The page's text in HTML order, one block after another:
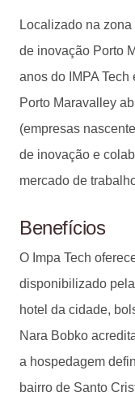
Localizado na
de inovação Porto
anos do IMPA
Porto Maravalley
(empresas
de inovação e
mercado de
Benefícios
O Impa Tech
disponibilizado
hotel da cidade,
Nara Bobko
a hospedagem
bairro de Santo